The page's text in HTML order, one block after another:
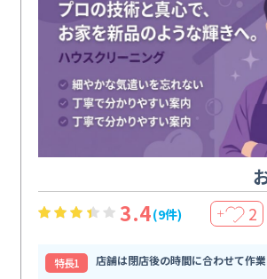
3.4(9件) ＋ 2
特⻑1
店舗は閉店後の時間に合わせて作